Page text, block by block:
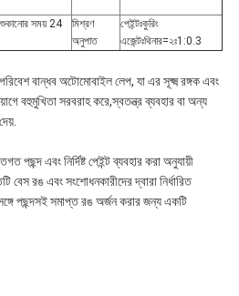
শুকানোর সময় 24
মিশ্রণ
অনুপাত
পেইন্টঃকুরিং
এজেন্টঃথিনার=২ঃ1:0.3
বান্ধব অটোমোবাইল লেপ, যা এর সূক্ষ্ম রঙ্গক এবং
বহুমুখিতা সরবরাহ করে,স্বতন্ত্র ব্যবহার বা অন্য
পছন্দ এবং নির্দিষ্ট পেইন্ট ব্যবহার করা অনুযায়ী
বেস রঙ এবং সংশোধনকারীদের দ্বারা নির্ধারিত
পছন্দসই সমাপ্ত রঙ অর্জন করার জন্য একটি